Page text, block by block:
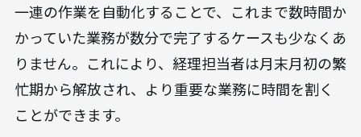
一連の作業を自動化することで、これまで数時間か
かっていた業務が数分で完了するケースも少なくあ
りません。これにより、経理担当者は月末月初の繁
忙期から解放され、より重要な業務に時間を割く
ことができます。